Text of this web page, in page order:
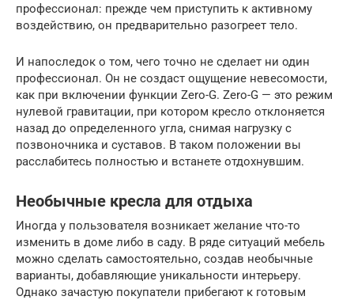
профессионал: прежде чем приступить к активному
воздействию, он предварительно разогреет тело.
И напоследок о том, чего точно не сделает ни один
профессионал. Он не создаст ощущение невесомости,
как при включении функции Zero-G. Zero-G — это режим
нулевой гравитации, при котором кресло отклоняется
назад до определенного угла, снимая нагрузку с
позвоночника и суставов. В таком положении вы
расслабитесь полностью и встанете отдохнувшим.
Необычные кресла для отдыха
Иногда у пользователя возникает желание что-то
изменить в доме либо в саду. В ряде ситуаций мебель
можно сделать самостоятельно, создав необычные
варианты, добавляющие уникальности интерьеру.
Однако зачастую покупатели прибегают к готовым